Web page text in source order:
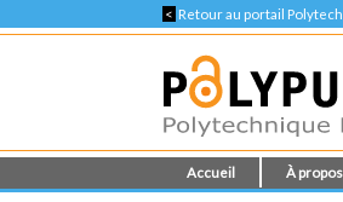
< Retour au portail
Accueil À propos